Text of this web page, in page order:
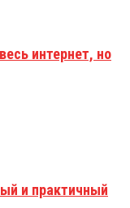
интернет, но
и практичный